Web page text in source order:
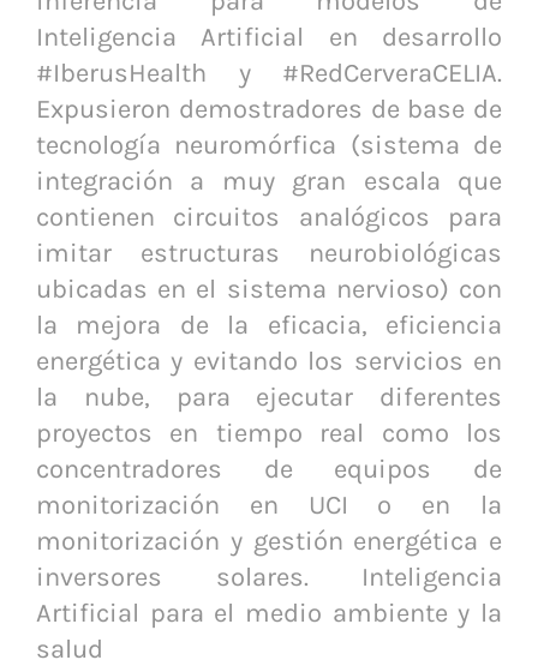
Inteligencia Artificial en desarrollo
#IberusHealth y #RedCerveraCELIA.
Expusieron demostradores de base de
tecnología neuromórfica (sistema de
integración a muy gran escala que
contienen circuitos analógicos para
imitar estructuras neurobiológicas
ubicadas en el sistema nervioso) con
la mejora de la eficacia, eficiencia
energética y evitando los servicios en
la nube, para ejecutar diferentes
proyectos en tiempo real como los
concentradores de equipos de
monitorización en UCI o en la
monitorización y gestión energética e
inversores solares. Inteligencia
Artificial para el medio ambiente y la
salud